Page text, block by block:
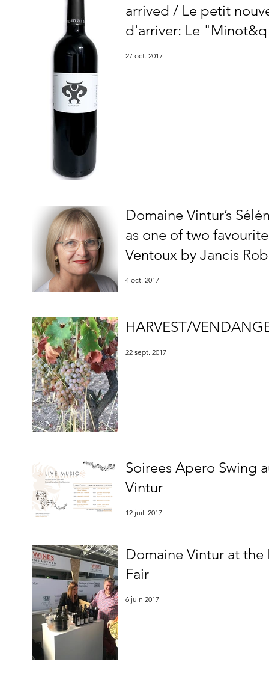
arrived / Le petit
d'arriver: Le "Minot&q
27 oct. 2017
Domaine Vintur’s
as one of two
Ventoux by Jancis
4 oct. 2017
HARVEST/
22 sept. 2017
Soirees Apero Swing
Vintur
12 juil. 2017
Domaine Vintur at
Fair
6 juin 2017